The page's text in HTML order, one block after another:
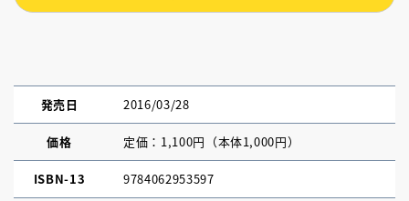
発売日 2016/03/28
価格 定価：1,100円（本体1,000円）
ISBN-13 9784062953597